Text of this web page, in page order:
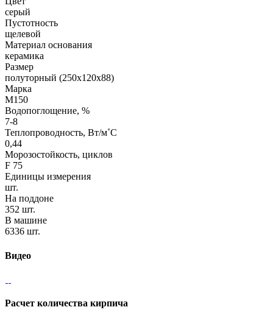
серый
Пустотность
щелевой
Материал основания
керамика
Размер
полуторный (250х120х88)
Марка
М150
Водопоглощение, %
7-8
Теплопроводность, Вт/м˚С
0,44
Морозостойкость, циклов
F 75
Единицы измерения
шт.
На поддоне
352 шт.
В машине
6336 шт.
Видео
Расчет количества кирпича